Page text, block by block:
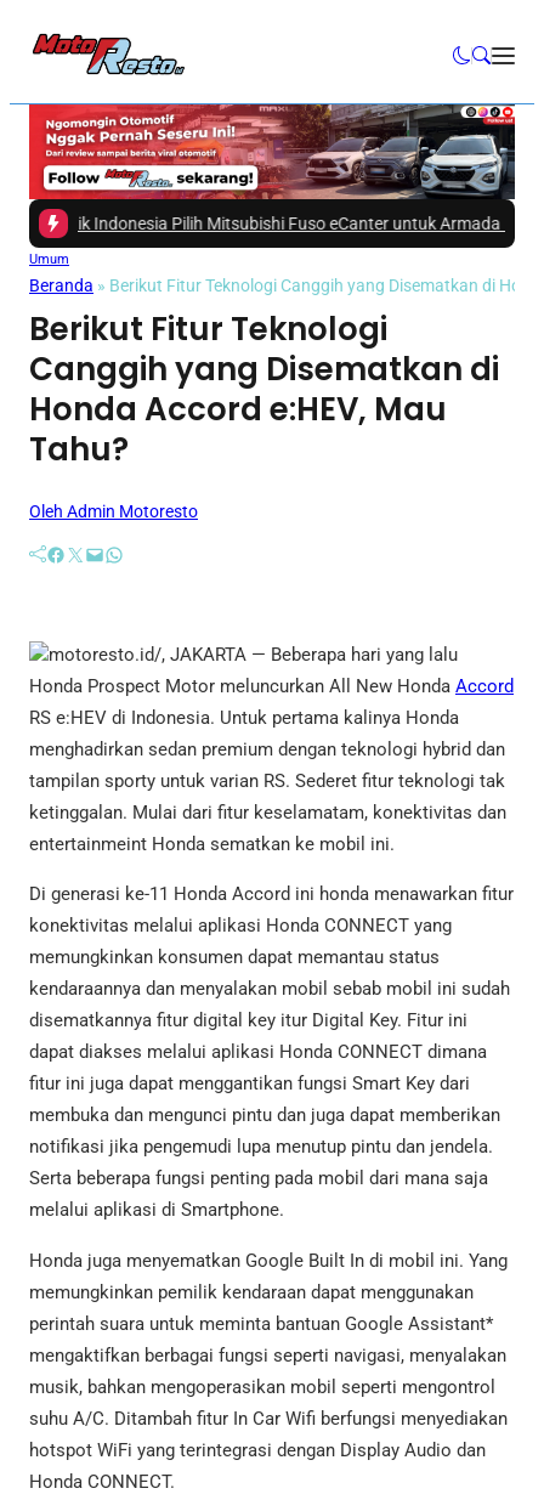
Indonesia Pilih Mitsubishi Fuso eCanter untuk Armada Logistik!
Umum
Beranda » Berikut Fitur Teknologi Canggih yang Disematkan di
Berikut Fitur Teknologi
Canggih yang Disematkan di
Honda Accord e:HEV, Mau
Tahu?
Oleh Admin Motoresto
Facebook Twitter Mail WhatsApp
motoresto.id/, JAKARTA — Beberapa hari yang lalu
Honda Prospect Motor meluncurkan All New Honda Accord
RS e:HEV di Indonesia. Untuk pertama kalinya Honda
menghadirkan sedan premium dengan teknologi hybrid dan
tampilan sporty untuk varian RS. Sederet fitur teknologi tak
ketinggalan. Mulai dari fitur keselamatam, konektivitas dan
entertainmeint Honda sematkan ke mobil ini.
Di generasi ke-11 Honda Accord ini honda menawarkan fitur
konektivitas melalui aplikasi Honda CONNECT yang
memungkinkan konsumen dapat memantau status
kendaraannya dan menyalakan mobil sebab mobil ini sudah
disematkannya fitur digital key itur Digital Key. Fitur ini
dapat diakses melalui aplikasi Honda CONNECT dimana
fitur ini juga dapat menggantikan fungsi Smart Key dari
membuka dan mengunci pintu dan juga dapat memberikan
notifikasi jika pengemudi lupa menutup pintu dan jendela.
Serta beberapa fungsi penting pada mobil dari mana saja
melalui aplikasi di Smartphone.
Honda juga menyematkan Google Built In di mobil ini. Yang
memungkinkan pemilik kendaraan dapat menggunakan
perintah suara untuk meminta bantuan Google Assistant*
mengaktifkan berbagai fungsi seperti navigasi, menyalakan
musik, bahkan mengoperasikan mobil seperti mengontrol
suhu A/C. Ditambah fitur In Car Wifi berfungsi menyediakan
hotspot WiFi yang terintegrasi dengan Display Audio dan
Honda CONNECT.